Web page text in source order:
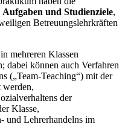
Aufgaben und Studienziele,
Betreuungslehrkräften
mehreren Klassen
dabei können auch Verfahren
(„Team-Teaching“) mit der
werden,
der
Klasse,
und Lehrerhandelns im